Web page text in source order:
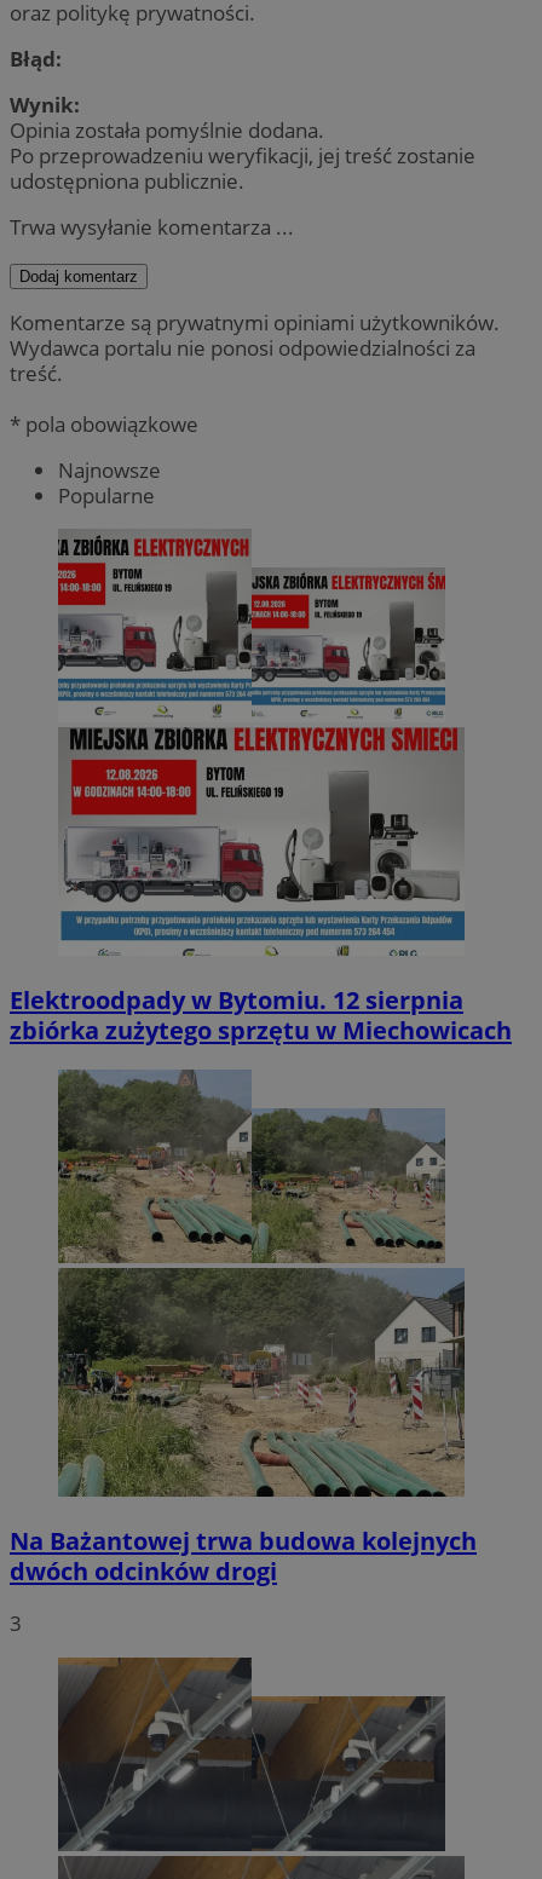
oraz politykę prywatności.
Błąd:
Wynik:
Opinia została pomyślnie dodana.
Po przeprowadzeniu weryfikacji, jej treść zostanie
udostępniona publicznie.
Trwa wysyłanie komentarza ...
Dodaj komentarz
Komentarze są prywatnymi opiniami użytkowników.
Wydawca portalu nie ponosi odpowiedzialności za
treść.
* pola obowiązkowe
Najnowsze
Popularne
Elektroodpady w Bytomiu. 12 sierpnia
zbiórka zużytego sprzętu w Miechowicach
Na Bażantowej trwa budowa kolejnych
dwóch odcinków drogi
3